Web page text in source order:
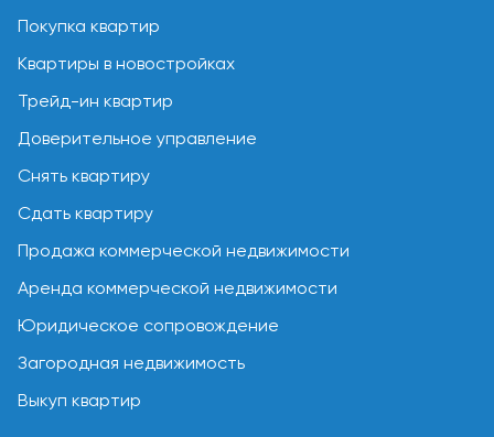
Покупка квартир
Квартиры в новостройках
Трейд-ин квартир
Доверительное управление
Снять квартиру
Сдать квартиру
Продажа коммерческой недвижимости
Аренда коммерческой недвижимости
Юридическое сопровождение
Загородная недвижимость
Выкуп квартир